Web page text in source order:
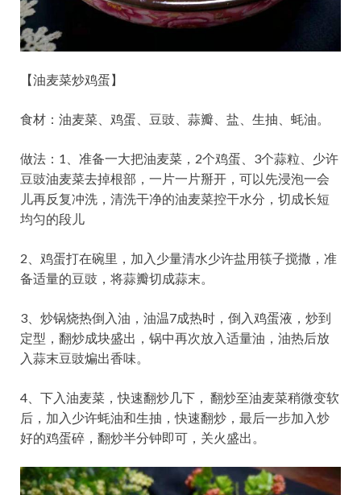
【油麦菜炒鸡蛋】
食材：油麦菜、鸡蛋、豆豉、蒜瓣、盐、生抽、蚝油。
做法：1、准备一大把油麦菜，2个鸡蛋、3个蒜粒、少许
豆豉油麦菜去掉根部，一片一片掰开，可以先浸泡一会
儿再反复冲洗，清洗干净的油麦菜控干水分，切成长短
均匀的段儿
2、鸡蛋打在碗里，加入少量清水少许盐用筷子搅撒，准
备适量的豆豉，将蒜瓣切成蒜末。
3、炒锅烧热倒入油，油温7成热时，倒入鸡蛋液，炒到
定型，翻炒成块盛出，锅中再次放入适量油，油热后放
入蒜末豆豉煸出香味。
4、下入油麦菜，快速翻炒几下， 翻炒至油麦菜稍微变软
后，加入少许蚝油和生抽，快速翻炒，最后一步加入炒
好的鸡蛋碎，翻炒半分钟即可，关火盛出。